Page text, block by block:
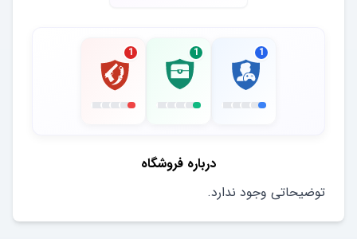
1
1
1
درباره فروشگاه
توضیحاتی وجود ندارد.